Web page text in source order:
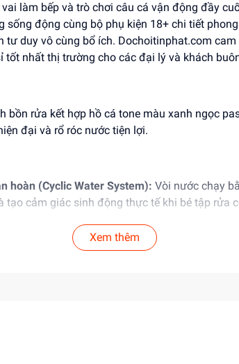
làm bếp và trò chơi câu cá vận động đầy
động cùng bộ phụ kiện 18+ chi tiết
tư duy vô cùng bổ ích. Dochoitinphat.com
nhất thị trường cho các đại lý và khách
bồn rửa kết hợp hồ cá tone màu xanh ngọc
đại và rổ róc nước tiện lợi.
hoàn (Cyclic Water System): Vòi nước chạy
tạo cảm giác sinh động thực tế khi bé tập rửa
Fishing):Bồn nước có thể tận dụng làm
khả năng khéo léo móc cá dưới nước.
ABS nguyên sinh cao cấp, bề mặt nhẵn
Xem thêm